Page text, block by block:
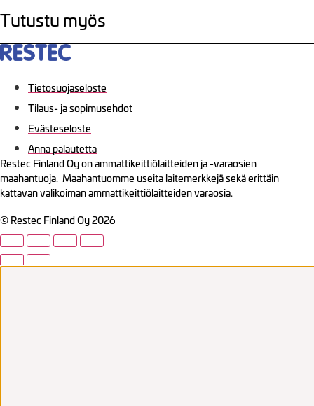
Tutustu myös
Tietosuojaseloste
Tilaus- ja sopimusehdot
Evästeseloste
Anna palautetta
Restec Finland Oy on ammattikeittiölaitteiden ja -varaosien
maahantuoja. Maahantuomme useita laitemerkkejä sekä erittäin
kattavan valikoiman ammattikeittiölaitteiden varaosia.
© Restec Finland Oy 2026